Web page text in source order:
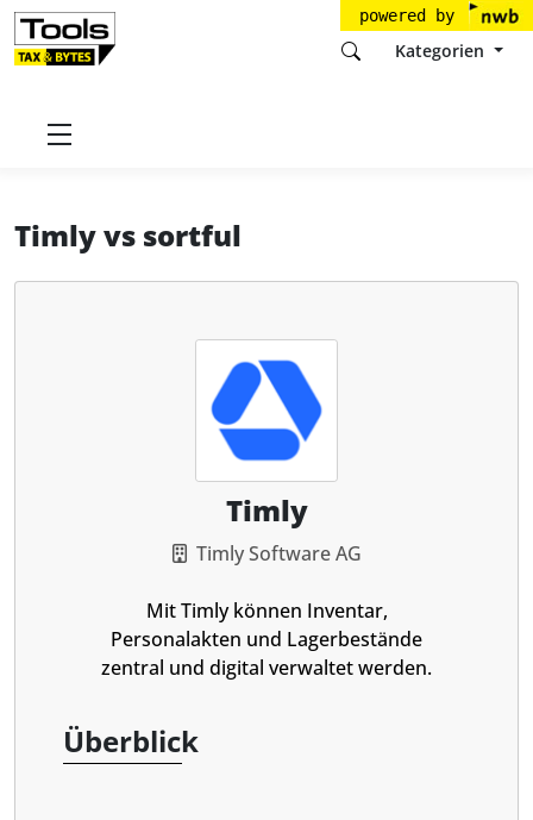
powered by
Kategorien
Startseite
Timlyvs sortful
Timly
Timly Software AG
Mit Timly können Inventar,
Personalakten und Lagerbestände
zentral und digital verwaltet werden.
Überblick